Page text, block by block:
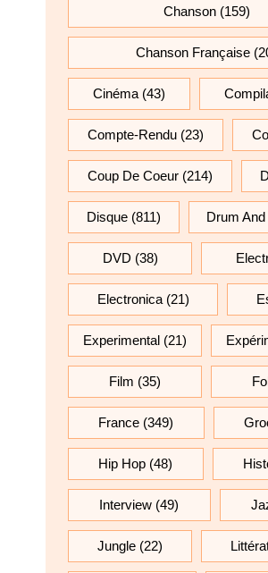
Chanson(159)
Chanson Française
Cinéma (43)
Compte-Rendu (23)
Coup De Coeur(214)
Disque(811) Drum
DVD (38)
Electronica(21)
Experimental (21)
Film (35)
France (349)
Hip Hop (48)
Interview (49)
Jungle (22)